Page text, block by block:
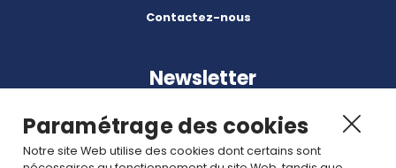
Contactez-nous
Newsletter
Paramétrage des cookies
Notre site Web utilise des cookies dont certains sont